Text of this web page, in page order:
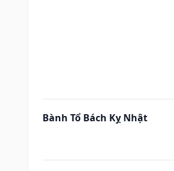
Bành Tổ Bách Kỵ Nhật